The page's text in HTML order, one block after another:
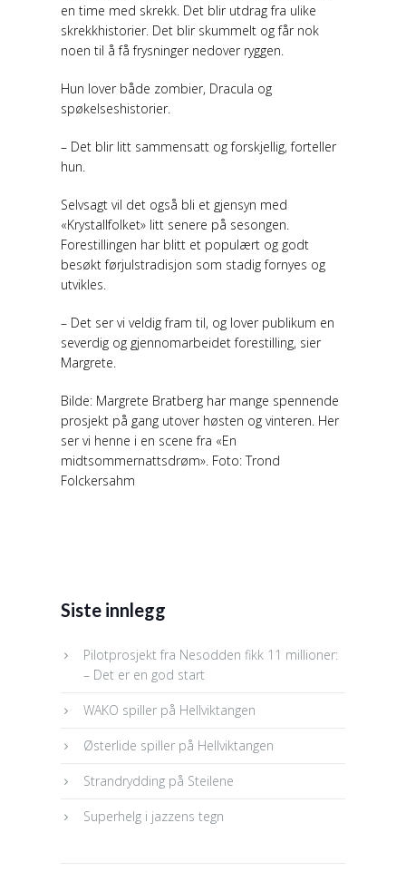
en time med skrekk. Det blir utdrag fra ulike
skrekkhistorier. Det blir skummelt og får nok
noen til å få frysninger nedover ryggen.
Hun lover både zombier, Dracula og
spøkelseshistorier.
– Det blir litt sammensatt og forskjellig, forteller
hun.
Selvsagt vil det også bli et gjensyn med
«Krystallfolket» litt senere på sesongen.
Forestillingen har blitt et populært og godt
besøkt førjulstradisjon som stadig fornyes og
utvikles.
– Det ser vi veldig fram til, og lover publikum en
severdig og gjennomarbeidet forestilling, sier
Margrete.
Bilde: Margrete Bratberg har mange spennende
prosjekt på gang utover høsten og vinteren. Her
ser vi henne i en scene fra «En
midtsommernattsdrøm». Foto: Trond
Folckersahm
Siste innlegg
Pilotprosjekt fra Nesodden fikk 11 millioner:
– Det er en god start
WAKO spiller på Hellviktangen
Østerlide spiller på Hellviktangen
Strandrydding på Steilene
Superhelg i jazzens tegn